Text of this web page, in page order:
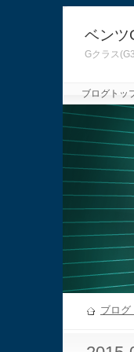
ベンツ
Gクラス
ブログトッ
ブログ